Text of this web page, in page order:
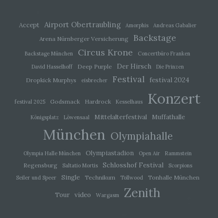
Accept Airport Obertraubling Amorphis Andreas Gabalier
Arena Nürnberger Versicherung Backstage
Backstage München Circus Krone
Concertbüro Franken
David Hasselhoff
Deep Purple Der Hirsch Die Prinzen
Dropkick Murphys eisbrecher Festival festival 2024
festival 2025 Godsmack Hardrock Kesselhaus Konzert
Königsplatz Löwensaal Mittelalterfestival Muffathalle
München Olympiahalle
Olympia Halle München Olympiastadion Open Air Rammstein
Regensburg Saltatio Mortis Schlosshof Festival
Scorpions
Seiler und Speer
Single Technikum Tollwood Tonhalle München
Tour video Wargasm Zenith
Vorlieben, Interessen, Zuverlässigkeit, Verhalten,
Aufenthaltsort oder Ortswechsel dieser
natürlichen Person zu analysieren oder
f) Pseudonymisierung
Pseudonymisierung ist die Verarbeitung
personenbezogener Daten in einer Weise, auf
welche die personenbezogenen Daten ohne
Hinzuziehung zusätzlicher Informationen nicht
mehr einer spezifischen betroffenen Person
zugeordnet werden können, sofern diese
werden und technischen und organisatorischen
Maßnahmen unterliegen, die gewährleisten, dass
identifizierten oder identifizierbaren natürlichen
Person zugewiesen werden.